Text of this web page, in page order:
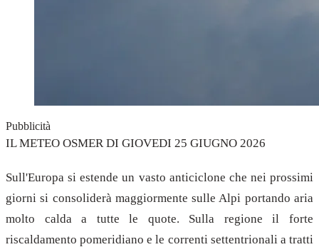
Pubblicità
IL METEO OSMER DI GIOVEDI 25 GIUGNO 2026
Sull'Europa si estende un vasto anticiclone che nei prossimi
giorni si consoliderà maggiormente sulle Alpi portando aria
molto calda a tutte le quote. Sulla regione il forte
riscaldamento pomeridiano e le correnti settentrionali a tratti